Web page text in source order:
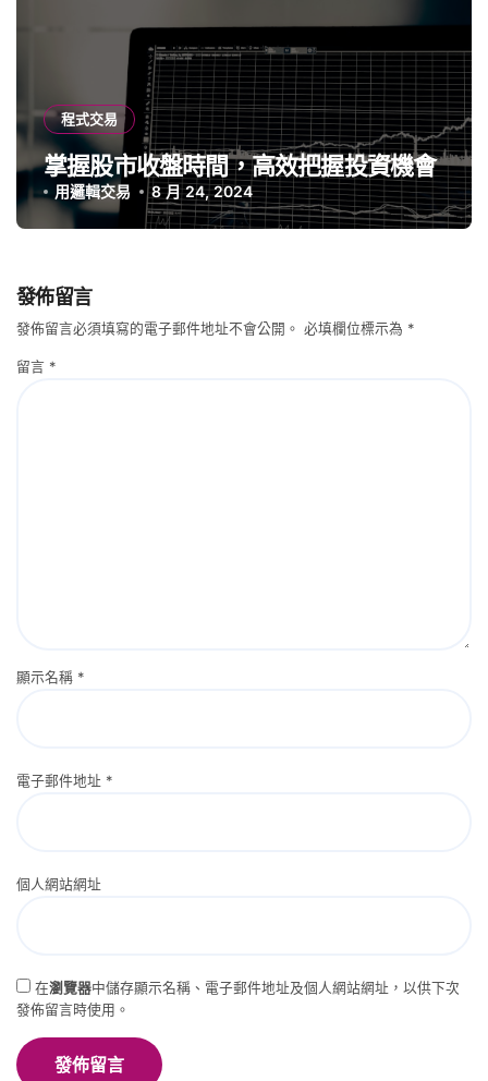
程式交易
掌握股市收盤時間，高效把握投資機會
用邏輯交易 8 月 24, 2024
發佈留言
發佈留言必須填寫的電子郵件地址不會公開。 必填欄位標示為 *
留言 *
顯示名稱 *
電子郵件地址 *
個人網站網址
在瀏覽器中儲存顯示名稱、電子郵件地址及個人網站網址，以供下次
發佈留言時使用。